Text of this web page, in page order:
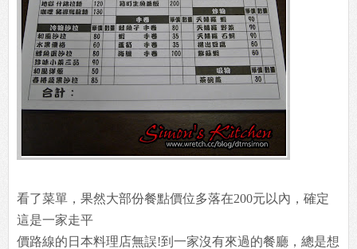
看了菜單，果然大部份餐點價位多落在200元以內，確定
這是一家走平
價路線的日本料理店無誤!到一家沒有來過的餐廳，總是想